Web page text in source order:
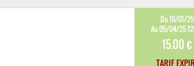
Du 16/01/25
Au 05/04/25
15.00 €
TARIF